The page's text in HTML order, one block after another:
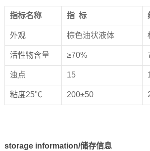
指标名称 指 标
外观 棕色油状液体
活性物含量 ≥70%
浊点 15
粘度25℃ 200±50
storage information/储存信息